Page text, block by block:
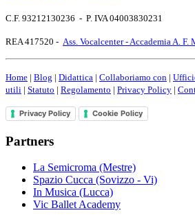
C.F. 93212130236 - P. IVA 04003830231
REA 417520 - Ass. Vocalcenter - Accademia A. F.
Home | Blog | Didattica | Collaboriamo con |
utili | Statuto | Regolamento | Privacy Policy |
Privacy Policy Cookie Policy
Partners
La Semicroma (Mestre)
Spazio Cucca (Sovizzo - Vi)
In Musica (Lucca)
Vic Ballet Academy